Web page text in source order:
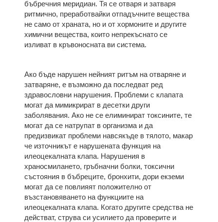
бъбречния меридиан. Тя се отваря и затваря
ритмично, преработвайки отпадъчните вещества
не само от храната, но и от хормоните и другите
химични вещества, които непрекъснато се
изливат в кръвоносната ви система.
Ако бъде нарушен нейният ритъм на отваряне и
затваряне, е възможно да последват ред
здравословни нарушения. Проблеми с клапата
могат да мимикрират в десетки други
заболявания. Ако не се елиминират токсините, те
могат да се натрупат в организма и да
предизвикат проблеми навсякъде в тялото, макар
че източникът е нарушената функция на
илеоцекалната кла­па. Нарушения в
храносмилането, гръбначни болки, токсични
състояния в бъбреците, бронхити, дори екземи
могат да се повлияят положително от
възстановяването на функциите на
илеоцекалната клапа. Когато другите средства не
действат, струва си усилието да проверите и